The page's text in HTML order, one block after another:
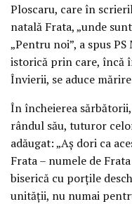
Ploscaru, care în
natală Frata, „unde
„Pentru noi”, a spus PS
istorică prin care, încă
Învierii, se aduce
În încheierea
rândul său, tuturor
adăugat: „Aş dori ca
Frata – numele de
biserică cu porţile
unităţii, nu numai